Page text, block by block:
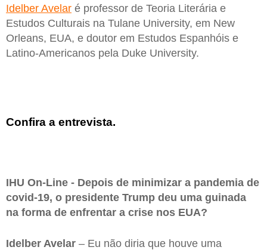
Idelber Avelar é professor de Teoria Literária e
Estudos Culturais na Tulane University, em New
Orleans, EUA, e doutor em Estudos Espanhóis e
Latino-Americanos pela Duke University.
Confira a entrevista.
IHU On-Line - Depois de minimizar a pandemia de
covid-19, o presidente Trump deu uma guinada
na forma de enfrentar a crise nos EUA?
Idelber Avelar – Eu não diria que houve uma